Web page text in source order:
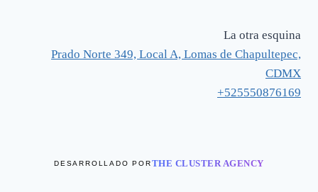
La otra esquina
Prado Norte 349, Local A, Lomas de Chapultepec,
CDMX
+525550876169
DESARROLLADO PORTHE CLUSTER AGENCY